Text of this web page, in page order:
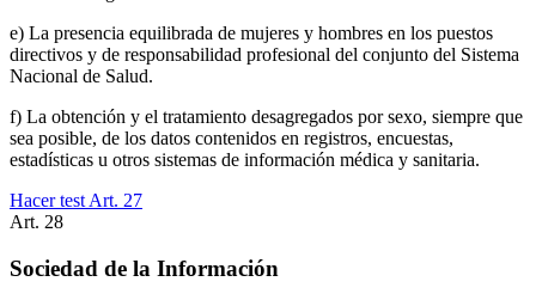
e) La presencia equilibrada de mujeres y hombres en los puestos
directivos y de responsabilidad profesional del conjunto del Sistema
Nacional de Salud.
f) La obtención y el tratamiento desagregados por sexo, siempre que
sea posible, de los datos contenidos en registros, encuestas,
estadísticas u otros sistemas de información médica y sanitaria.
Hacer test Art. 27
Art. 28
Sociedad de la Información